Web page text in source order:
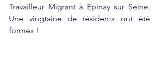
Travailleur Migrant à Epinay sur Seine.
Une vingtaine de résidents ont été
formés !